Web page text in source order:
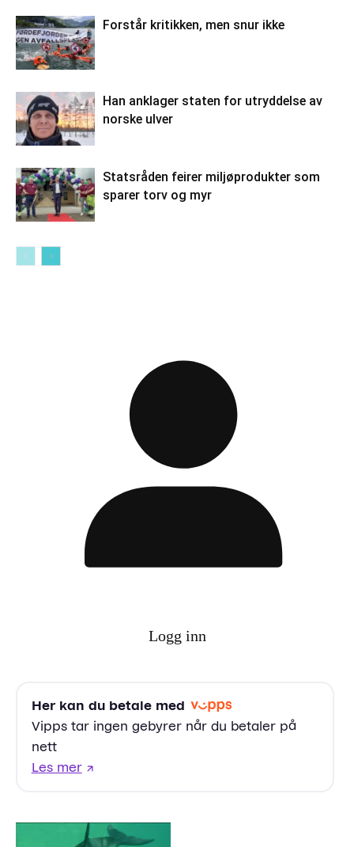
Forstår kritikken, men snur ikke
Han anklager staten for utryddelse av
norske ulver
Statsråden feirer miljøprodukter som
sparer torv og myr
Logg inn